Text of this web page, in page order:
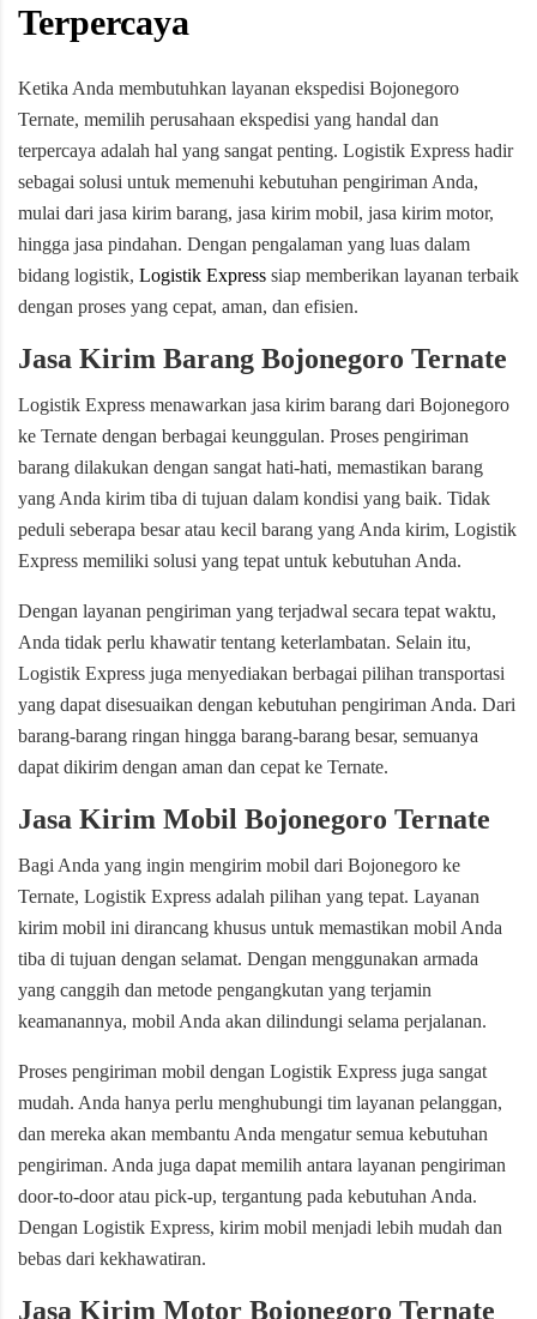
Terpercaya
Ketika Anda membutuhkan layanan ekspedisi Bojonegoro
Ternate, memilih perusahaan ekspedisi yang handal dan
terpercaya adalah hal yang sangat penting. Logistik Express hadir
sebagai solusi untuk memenuhi kebutuhan pengiriman Anda,
mulai dari jasa kirim barang, jasa kirim mobil, jasa kirim motor,
hingga jasa pindahan. Dengan pengalaman yang luas dalam
bidang logistik, Logistik Express siap memberikan layanan terbaik
dengan proses yang cepat, aman, dan efisien.
Jasa Kirim Barang Bojonegoro Ternate
Logistik Express menawarkan jasa kirim barang dari Bojonegoro
ke Ternate dengan berbagai keunggulan. Proses pengiriman
barang dilakukan dengan sangat hati-hati, memastikan barang
yang Anda kirim tiba di tujuan dalam kondisi yang baik. Tidak
peduli seberapa besar atau kecil barang yang Anda kirim, Logistik
Express memiliki solusi yang tepat untuk kebutuhan Anda.
Dengan layanan pengiriman yang terjadwal secara tepat waktu,
Anda tidak perlu khawatir tentang keterlambatan. Selain itu,
Logistik Express juga menyediakan berbagai pilihan transportasi
yang dapat disesuaikan dengan kebutuhan pengiriman Anda. Dari
barang-barang ringan hingga barang-barang besar, semuanya
dapat dikirim dengan aman dan cepat ke Ternate.
Jasa Kirim Mobil Bojonegoro Ternate
Bagi Anda yang ingin mengirim mobil dari Bojonegoro ke
Ternate, Logistik Express adalah pilihan yang tepat. Layanan
kirim mobil ini dirancang khusus untuk memastikan mobil Anda
tiba di tujuan dengan selamat. Dengan menggunakan armada
yang canggih dan metode pengangkutan yang terjamin
keamanannya, mobil Anda akan dilindungi selama perjalanan.
Proses pengiriman mobil dengan Logistik Express juga sangat
mudah. Anda hanya perlu menghubungi tim layanan pelanggan,
dan mereka akan membantu Anda mengatur semua kebutuhan
pengiriman. Anda juga dapat memilih antara layanan pengiriman
door-to-door atau pick-up, tergantung pada kebutuhan Anda.
Dengan Logistik Express, kirim mobil menjadi lebih mudah dan
bebas dari kekhawatiran.
Jasa Kirim Motor Bojonegoro Ternate